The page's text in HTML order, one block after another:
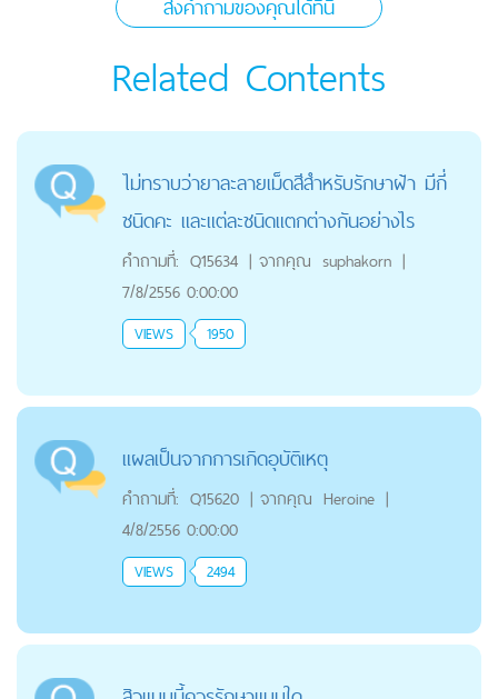
Related Contents
ไม่ทราบว่ายาละลายเม็ดสีสำหรับรักษาฝ้า มีกี่
ชนิดคะ และแต่ละชนิดแตกต่างกันอย่างไร
คำถามที่: Q15634 | จากคุณ suphakorn |
7/8/2556 0:00:00
VIEWS 1950
แผลเป็นจากการเกิดอุบัติเหตุ
คำถามที่: Q15620 | จากคุณ Heroine |
4/8/2556 0:00:00
VIEWS 2494